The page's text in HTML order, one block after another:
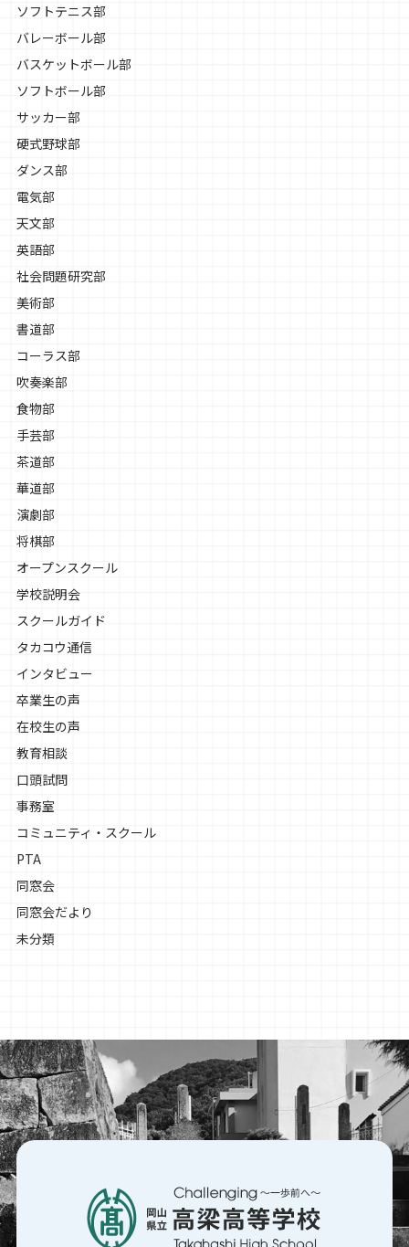
ソフトテニス部
バレーボール部
バスケットボール部
ソフトボール部
サッカー部
硬式野球部
ダンス部
電気部
天文部
英語部
社会問題研究部
美術部
書道部
コーラス部
吹奏楽部
食物部
手芸部
茶道部
華道部
演劇部
将棋部
オープンスクール
学校説明会
スクールガイド
タカコウ通信
インタビュー
卒業生の声
在校生の声
教育相談
口頭試問
事務室
コミュニティ・スクール
PTA
同窓会
同窓会だより
未分類